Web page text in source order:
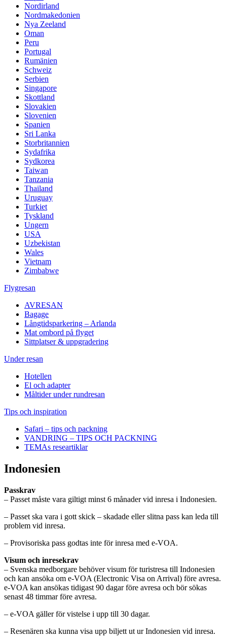
Nordirland
Nordmakedonien
Nya Zeeland
Oman
Peru
Portugal
Rumänien
Schweiz
Serbien
Singapore
Skottland
Slovakien
Slovenien
Spanien
Sri Lanka
Storbritannien
Sydafrika
Sydkorea
Taiwan
Tanzania
Thailand
Uruguay
Turkiet
Tyskland
Ungern
USA
Uzbekistan
Wales
Vietnam
Zimbabwe
Flygresan
AVRESAN
Bagage
Långtidsparkering – Arlanda
Mat ombord på flyget
Sittplatser & uppgradering
Under resan
Hotellen
El och adapter
Måltider under rundresan
Tips och inspiration
Safari – tips och packning
VANDRING – TIPS OCH PACKNING
TEMAs researtiklar
Indonesien
Passkrav
– Passet måste vara giltigt minst 6 månader vid inresa i Indonesien.
– Passet ska vara i gott skick – skadade eller slitna pass kan leda till
problem vid inresa.
– Provisoriska pass godtas inte för inresa med e-VOA.
Visum och inresekrav
– Svenska medborgare behöver visum för turistresa till Indonesien
och kan ansöka om e-VOA (Electronic Visa on Arrival) före avresa.
e-VOA kan ansökas tidigast 90 dagar före avresa och bör sökas
senast 48 timmar före avresa.
– e-VOA gäller för vistelse i upp till 30 dagar.
– Resenären ska kunna visa upp biljett ut ur Indonesien vid inresa.